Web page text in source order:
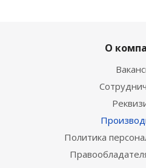
О
Политика